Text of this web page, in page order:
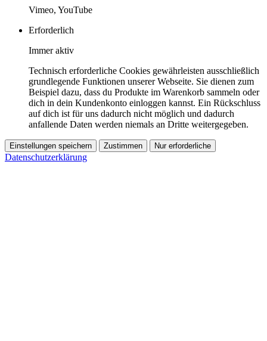
Vimeo, YouTube
Erforderlich
Immer aktiv
Technisch erforderliche Cookies gewährleisten ausschließlich
grundlegende Funktionen unserer Webseite. Sie dienen zum
Beispiel dazu, dass du Produkte im Warenkorb sammeln oder
dich in dein Kundenkonto einloggen kannst. Ein Rückschluss
auf dich ist für uns dadurch nicht möglich und dadurch
anfallende Daten werden niemals an Dritte weitergegeben.
Einstellungen speichern Zustimmen Nur erforderliche
Datenschutzerklärung